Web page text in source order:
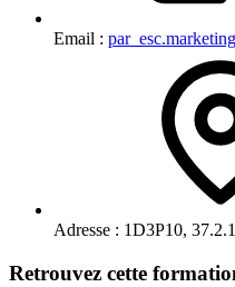
Email :
Adresse : 1D3P10,
Retrouvez cette